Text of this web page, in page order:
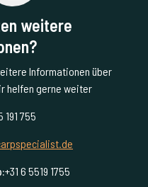
weitere
Informationen über
helfen gerne weiter
191 755
+31 6 5519 1755